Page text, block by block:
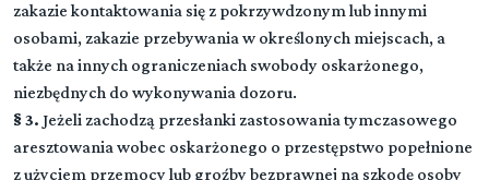
zakazie kontaktowania się z pokrzywdzonym lub innymi
osobami, zakazie przebywania w określonych miejscach, a
także na innych ograniczeniach swobody oskarżonego,
niezbędnych do wykonywania dozoru.
§ 3. Jeżeli zachodzą przesłanki zastosowania tymczasowego
aresztowania wobec oskarżonego o przestępstwo popełnione
z użyciem przemocy lub groźby bezprawnej na szkodę osoby